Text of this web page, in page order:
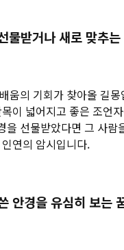
물받거나 새로 맞추
움의 기회가 찾아올 길
이 넓어지고 좋은 조언
을 선물받았다면 그 사람
연의 암시입니다.
안경을 유심히 보는